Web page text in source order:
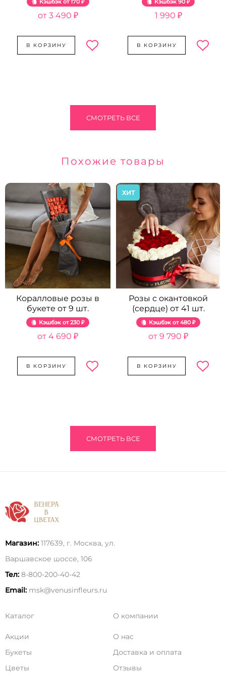
Кэшбэк 170 ₽
3 490 ₽
В КОРЗИНУ
Кэшбэк 90 ₽
1 990 ₽
В КОРЗИНУ
СМОТРЕТЬ ВСЕ
Похожие товары
Коралловые розы в
букете от 9 шт.
Кэшбэк 230 ₽
4 690 ₽
В КОРЗИНУ
ХИТ
Розы с окантовкой
(сердце) от 41 шт.
Кэшбэк 480 ₽
9 790 ₽
В КОРЗИНУ
СМОТРЕТЬ ВСЕ
Магазин: 117639, г. Москва, ул.
Варшавское шоссе, 106
Тел: 8-800-200-40-42
Email: msk@venusinfleurs.ru
Каталог
Акции
Букеты
Цветы
О компании
О нас
Доставка и оплата
Отзывы